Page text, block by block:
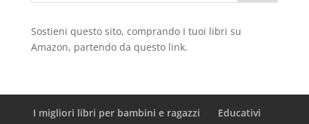
Sostieni questo sito, comprando I tuoi libri su
Amazon, partendo da questo link.
I migliori libri per bambini e ragazzi
Educativi